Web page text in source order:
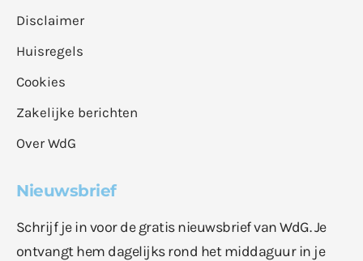
Disclaimer
Huisregels
Cookies
Zakelijke berichten
Over WdG
Nieuwsbrief
Schrijf je in voor de gratis nieuwsbrief van WdG. Je
ontvangt hem dagelijks rond het middaguur in je